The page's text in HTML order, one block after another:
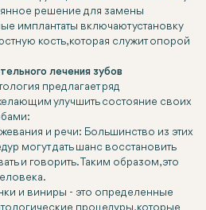
решение для замены
имплантаты включают установку
кость, которая служит опорой
лечения зубов
предлагает ряд
улучшить состояние своих
и речи: Большинство из этих
могут дать шанс восстановить
и говорить. Таким образом, это
и виниры - это определенные